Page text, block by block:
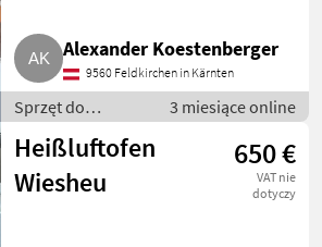
Alexander Koestenberger
9560 Feldkirchen in Kärnten
Sprzęt do
sprzedaży
pośredniej / Inny
sprzęt do
sprzedaży
3 miesiące online
Heißluftofen
Wiesheu
650 €
VAT nie
dotyczy